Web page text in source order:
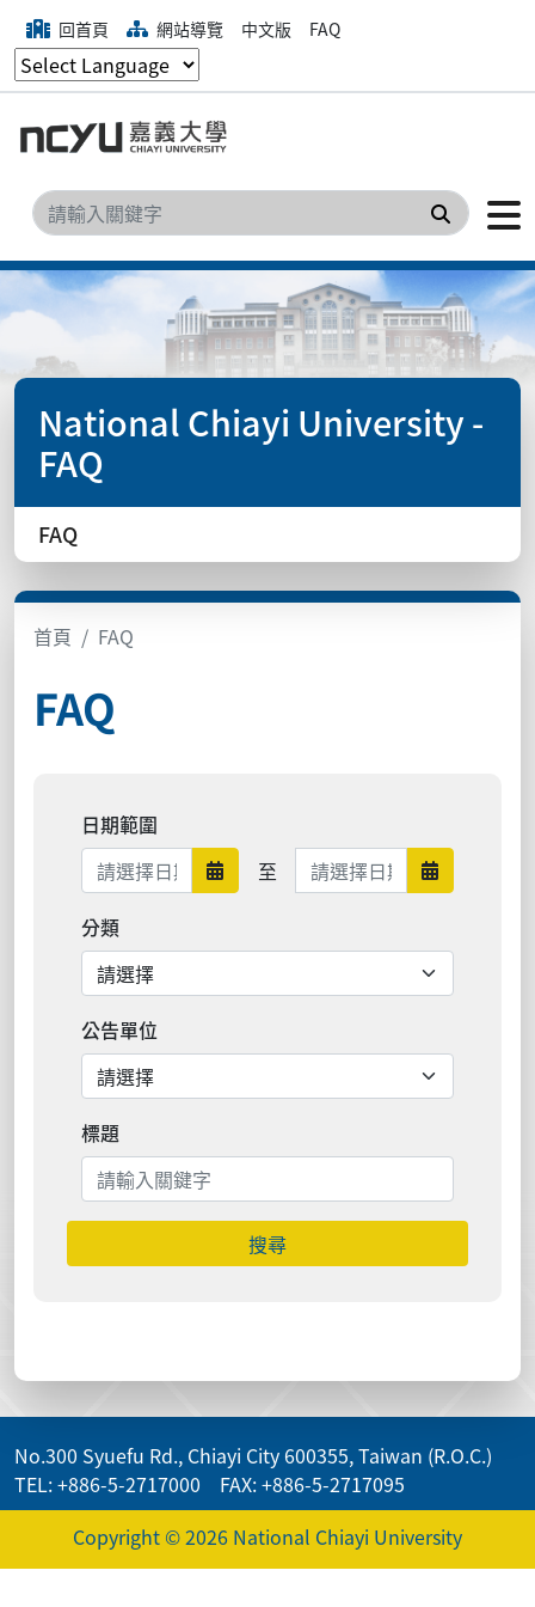
回首頁 網站導覽 中文版 FAQ
搜尋
National Chiayi University -
FAQ
FAQ
首頁 FAQ
FAQ
日期範圍
日期範圍開始
至 日期範圍結束 日期範圍
分類
公告單位
標題
搜尋
No.300 Syuefu Rd., Chiayi City 600355, Taiwan (R.O.C.)
TEL: +886-5-2717000 FAX: +886-5-2717095
Copyright © 2026 National Chiayi University